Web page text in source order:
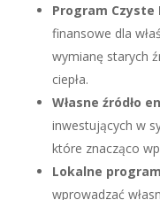
Program Czyste
finansowe dla
wymianę starych
ciepła.
Własne źródło
inwestujących w
które znacząco
Lokalne
wprowadzać